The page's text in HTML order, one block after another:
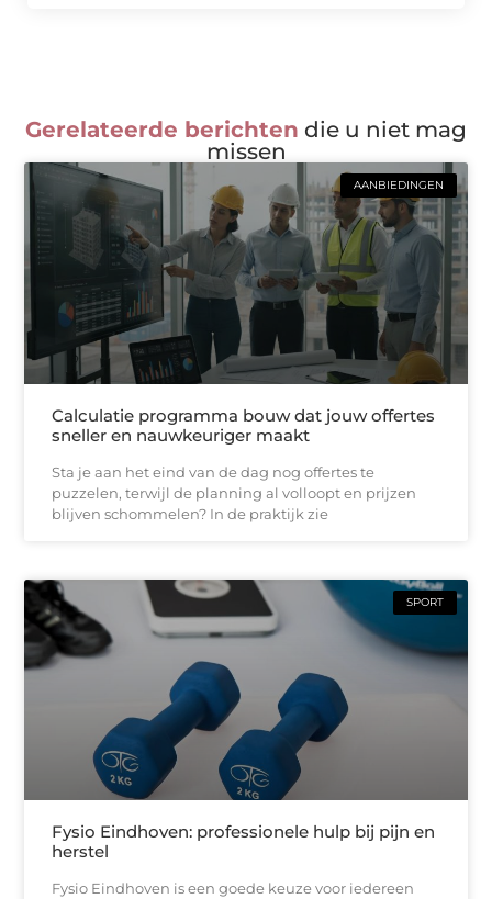
Gerelateerde berichten die u niet mag
missen
AANBIEDINGEN
Calculatie programma bouw dat jouw offertes
sneller en nauwkeuriger maakt
Sta je aan het eind van de dag nog offertes te
puzzelen, terwijl de planning al volloopt en prijzen
blijven schommelen? In de praktijk zie
SPORT
Fysio Eindhoven: professionele hulp bij pijn en
herstel
Fysio Eindhoven is een goede keuze voor iedereen